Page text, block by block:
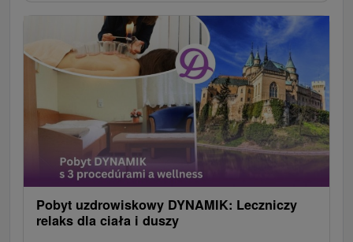
Pobyt uzdrowiskowy DYNAMIK: Leczniczy
relaks dla ciała i duszy